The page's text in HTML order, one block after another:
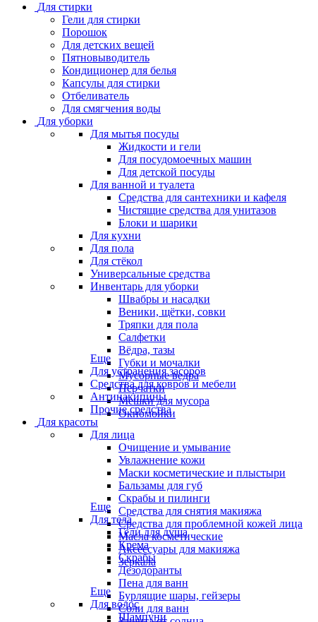
Для стирки
Гели для стирки
Порошок
Для детских вещей
Пятновыводитель
Кондиционер для белья
Капсулы для стирки
Отбеливатель
Для смягчения воды
Для уборки
Для мытья посуды
Жидкости и гели
Для посудомоечных машин
Для детской посуды
Для ванной и туалета
Средства для сантехники и кафеля
Чистящие средства для унитазов
Блоки и шарики
Для кухни
Для пола
Для стёкол
Универсальные средства
Инвентарь для уборки
Швабры и насадки
Веники, щётки, совки
Тряпки для пола
Салфетки
Вёдра, тазы
Губки и мочалки
Мусорные ведра
Перчатки
Мешки для мусора
Окномойки
Еще
Для устранения засоров
Средства для ковров и мебели
Антинакипины
Прочие средства
Для красоты
Для лица
Очищение и умывание
Увлажнение кожи
Маски косметические и плыстыри
Бальзамы для губ
Скрабы и пилинги
Средства для снятия макияжа
Средства для проблемной кожей лица
Масла косметические
Аксессуары для макияжа
Зеркала
Еще
Для тела
Гели для душа
Крема
Скрабы
Дезодоранты
Пена для ванн
Бурлящие шары, гейзеры
Соли для ванн
Еще
Для волос
Шампуни